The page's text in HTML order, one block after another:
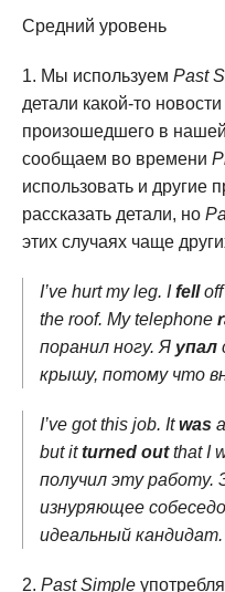
Средний уровень
Мы используем Past
детали какой-то
произошедшего в
сообщаем во времени
использовать и
рассказать детали, но
этих случаях чаще
I’ve hurt my leg. Ifelloff
the roof. My telephone
поранил ногу. Я упал
крышу, потому что
I’ve got this job. Itwas
but itturned outthat I
получил эту работу.
изнуряющее
идеальный кандидат.
Past Simple